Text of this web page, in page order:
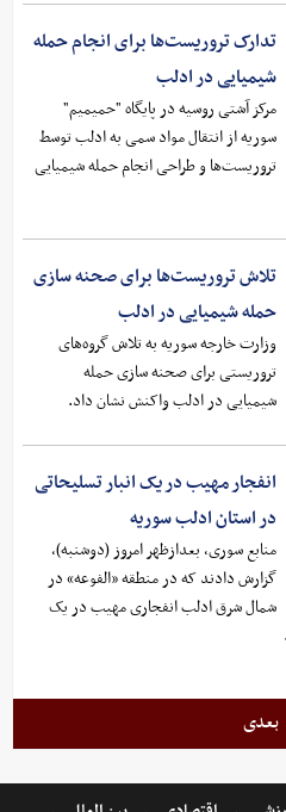
تدارک تروریست‌ها برای انجام حمله
شیمیایی در ادلب
مرکز آشتی روسیه در پایگاه "حمیمیم"
سوریه از انتقال مواد سمی به ادلب توسط
تروریست‌ها و طراحی انجام حمله شیمیایی
تلاش تروریست‌ها برای صحنه سازی
حمله شیمیایی در ادلب
وزارت خارجه سوریه به تلاش گروه‌های
تروریستی برای صحنه سازی حمله
شیمیایی در ادلب واکنش نشان داد.
انفجار مهیب در یک انبار تسلیحاتی
در استان ادلب سوریه
منابع سوری، بعدازظهر امروز (دوشنبه)،
گزارش دادند که در منطقه «الفوعه» در
شمال شرق ادلب انفجاری مهیب در یک
بعدی